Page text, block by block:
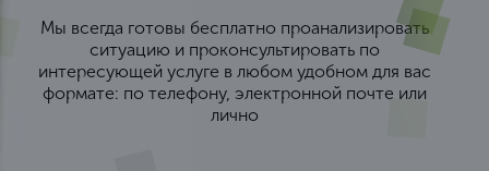
Мы всегда готовы бесплатно проанализировать
ситуацию и проконсультировать по
интересующей услуге в любом удобном для вас
формате: по телефону, электронной почте или
лично